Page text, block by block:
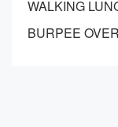
WALKING
BURPEE